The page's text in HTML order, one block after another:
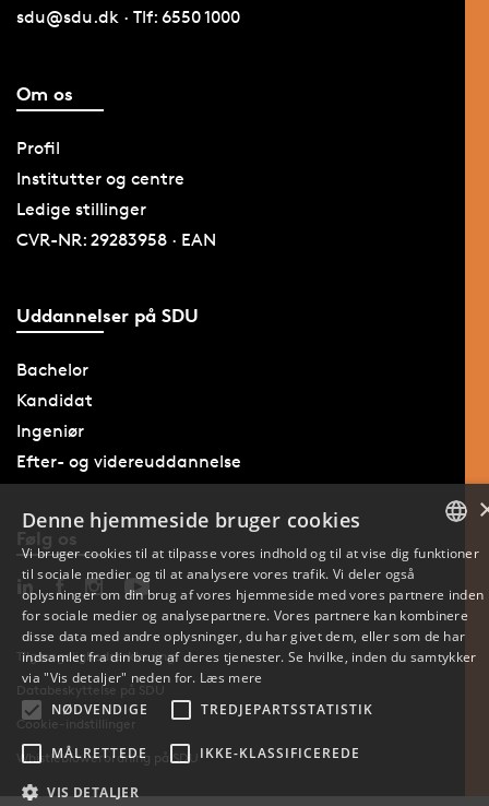
sdu@sdu.dk · Tlf: 6550 1000
Om os
Profil
Institutter og centre
Ledige stillinger
CVR-NR: 29283958 · EAN
Uddannelser på SDU
Bachelor
Kandidat
Ingeniør
Efter- og videreuddannelse
Følg os
Tilgængelighedserklæring
Databeskyttelse på SDU
Cookie-indstillinger
Whistleblowerordning på SDU
ENGLISH
Denne hjemmeside bruger cookies
Vi bruger cookies til at tilpasse vores indhold og til at vise dig funktioner
til sociale medier og til at analysere vores trafik. Vi deler også
oplysninger om din brug af vores hjemmeside med vores partnere inden
for sociale medier og analysepartnere. Vores partnere kan kombinere
disse data med andre oplysninger, du har givet dem, eller som de har
indsamlet fra din brug af deres tjenester. Se hvilke, inden du samtykker
via "Vis detaljer" neden for. Læs mere
NØDVENDIGE
TREDJEPARTSSTATISTIK
MÅLRETTEDE IKKE-KLASSIFICEREDE
VIS DETALJER